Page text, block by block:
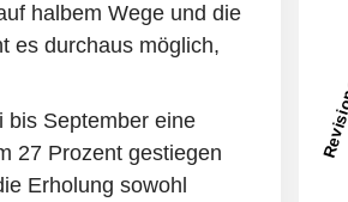
halbem Wege und die
es durchaus möglich,
bis September eine
27 Prozent gestiegen
Erholung sowohl